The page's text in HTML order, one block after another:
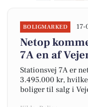
BOLIGMARKED 17-
Netop
7A en af
Stationsvej 7A er
3.495.000 kr,
boliger til salg i